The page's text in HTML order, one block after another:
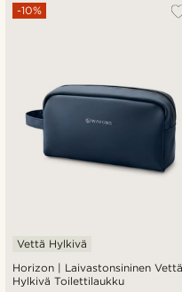
Horizon | Laivastonsininen Vettä
Hylkivä Toilettilaukku
-10%
Vettä Hylkivä